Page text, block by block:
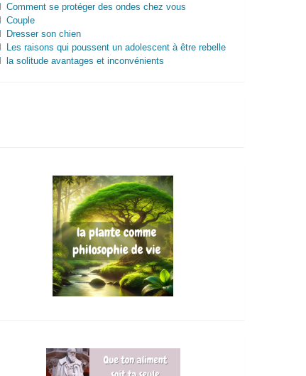
Comment se protéger des ondes chez vous
Couple
Dresser son chien
Les raisons qui poussent un adolescent à être rebelle
la solitude avantages et inconvénients